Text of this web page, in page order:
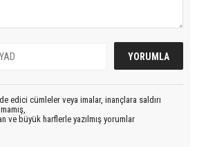
edici cümleler veya imalar, inançlara saldırı
ve büyük harflerle yazılmış yorumlar